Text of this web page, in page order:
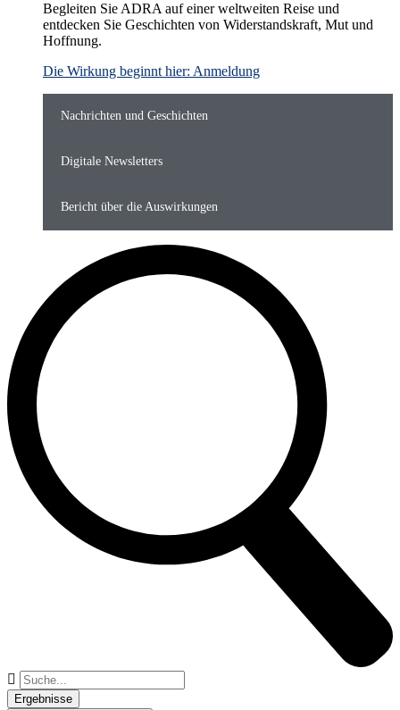
Begleiten Sie ADRA auf einer weltweiten Reise und
entdecken Sie Geschichten von Widerstandskraft, Mut und
Hoffnung.
Die Wirkung beginnt hier: Anmeldung
Nachrichten und Geschichten
Digitale Newsletters
Bericht über die Auswirkungen
Suche
...Ergebnisse